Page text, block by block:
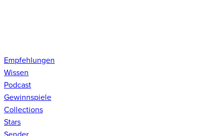
Empfehlungen
Wissen
Podcast
Gewinnspiele
Collections
Stars